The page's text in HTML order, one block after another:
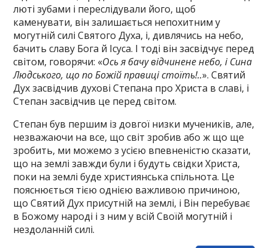
люті зубами і переслідували його, щоб
каменувати, він залишається непохитним у
могутній силі Святого Духа, і, дивлячись на небо,
бачить славу Бога й Ісуса. І тоді він засвідчує перед
світом, говорячи: «Ось я бачу відчинене небо, і Сина
Людського, що по Божій правиці стоїть!..». Святий
Дух засвідчив духові Степана про Христа в славі, і
Степан засвідчив це перед світом.
Степан був першим із довгої низки мучеників, але,
незважаючи на все, що світ зробив або ж що ще
зробить, ми можемо з усією впевненістю сказати,
що на землі завжди були і будуть свідки Христа,
поки на землі буде християнська спільнота. Це
пояснюється тією однією важливою причиною,
що Святий Дух присутній на землі, і Він перебуває
в Божому народі і з ним у всій Своїй могутній і
нездоланній силі.